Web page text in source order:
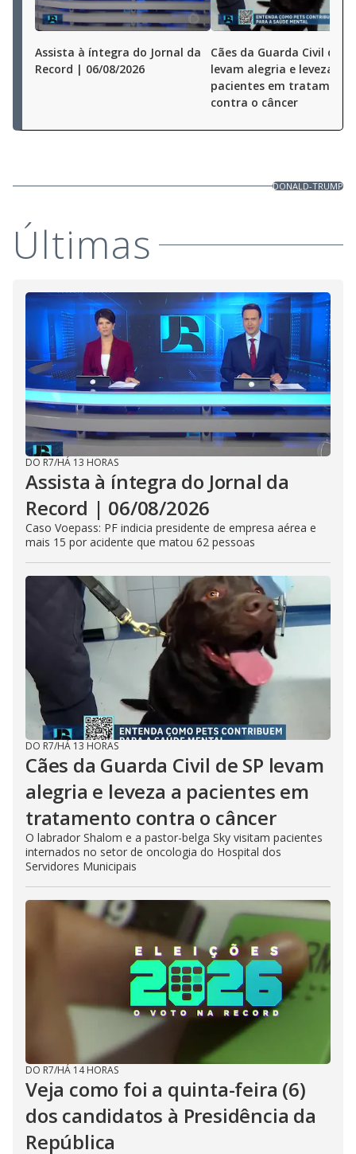
Assista à íntegra do Jornal da
Record | 06/08/2026
Cães da Guarda Civil de SP
levam alegria e leveza a
pacientes em tratamento
contra o câncer
DONALD-TRUMP
Últimas
DO R7/HÁ 13 HORAS
Assista à íntegra do Jornal da
Record | 06/08/2026
Caso Voepass: PF indicia presidente de empresa aérea e
mais 15 por acidente que matou 62 pessoas
DO R7/HÁ 13 HORAS
Cães da Guarda Civil de SP levam
alegria e leveza a pacientes em
tratamento contra o câncer
O labrador Shalom e a pastor-belga Sky visitam pacientes
internados no setor de oncologia do Hospital dos
Servidores Municipais
DO R7/HÁ 14 HORAS
Veja como foi a quinta-feira (6)
dos candidatos à Presidência da
República